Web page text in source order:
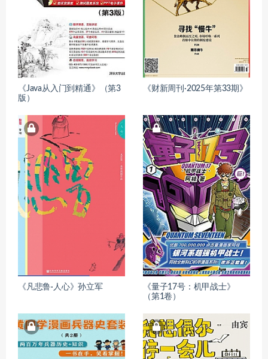
《Java从入门到精通》（第3
版）
《财新周刊·2025年第33期》
《凡悲鲁·人心》孙立军
《量子17号：机甲战士》
（第1卷）